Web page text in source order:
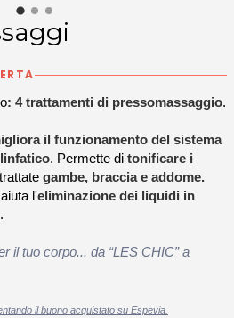
: 4 trattamenti di pressomassaggio.
il funzionamento del sistema
. Permette di tonificare i
gambe, braccia e addome.
l'eliminazione dei liquidi in
il tuo corpo... da “LES CHIC” a
il buono acquistato su Espevia.